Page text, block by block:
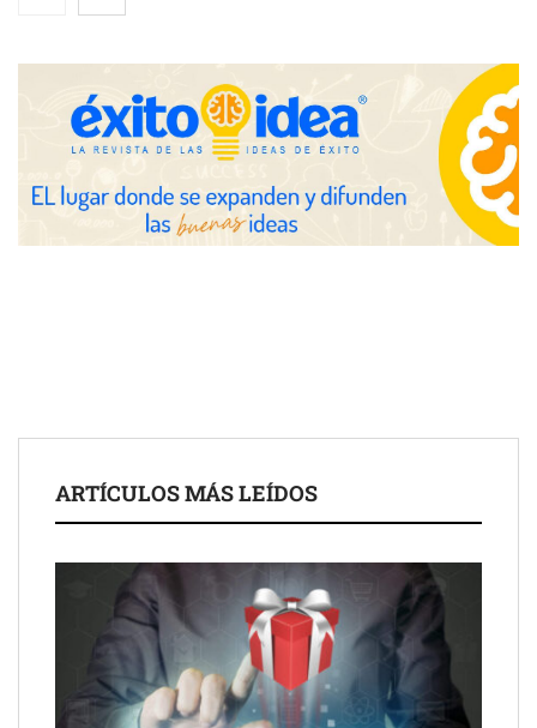
eclipse solar del 12 de agosto
Zoomex mejora su Strategy Center con herramientas
avanzadas para trading estratégico
COMPALISS de LYSOTRIC: cuando un solo producto multiplica
las posibilidades del salón profesional
Schaeffler mejora su rentabilidad en el primer semestre de 2026
ARTÍCULOS MÁS LEÍDOS